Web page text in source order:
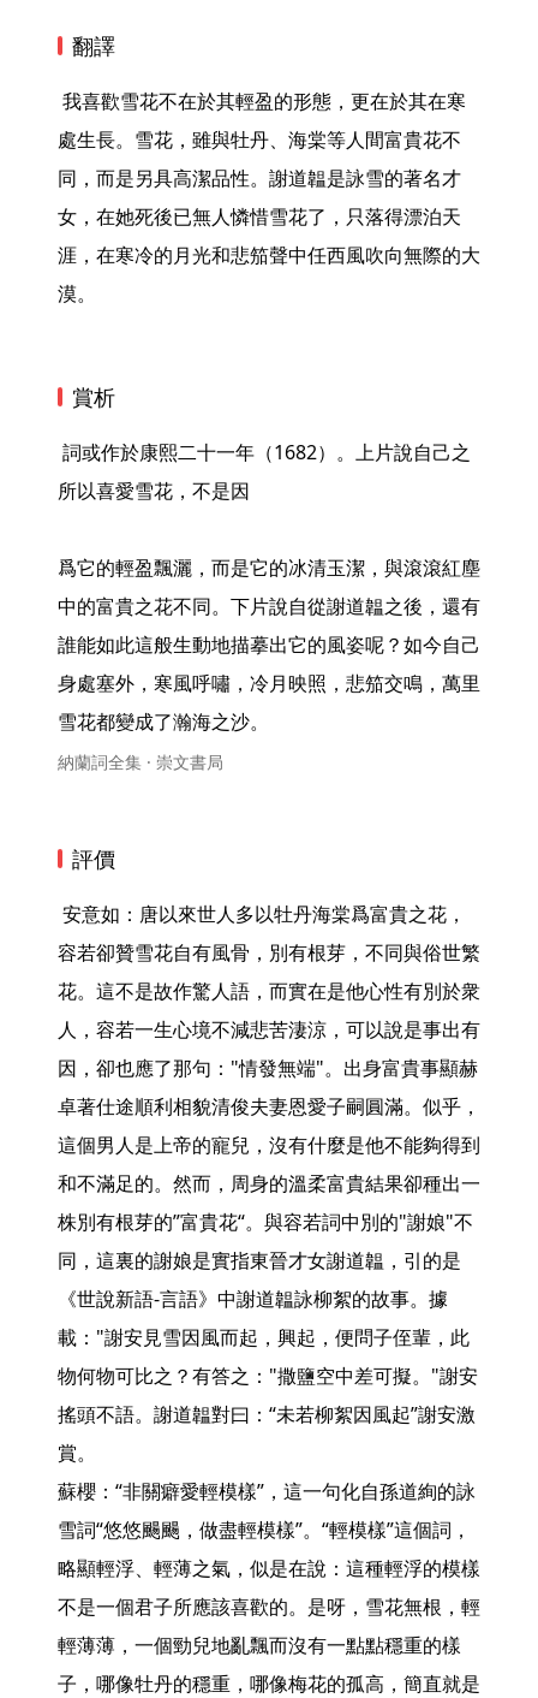
翻譯
處生長。雪花，雖與牡丹、海棠等人間富貴花不
同，而是另具高潔品性。謝道韞是詠雪的著名才
女，在她死後已無人憐惜雪花了，只落得漂泊天
涯，在寒冷的月光和悲笳聲中任西風吹向無際的大
漠。
賞析
所以喜愛雪花，不是因
爲它的輕盈飄灑，而是它的冰清玉潔，與滾滾紅塵
中的富貴之花不同。下片說自從謝道韞之後，還有
誰能如此這般生動地描摹出它的風姿呢？如今自己
身處塞外，寒風呼嘯，冷月映照，悲笳交鳴，萬里
雪花都變成了瀚海之沙。
納蘭詞全集 · 崇文書局
評價
容若卻贊雪花自有風骨，別有根芽，不同與俗世繁
花。這不是故作驚人語，而實在是他心性有別於衆
人，容若一生心境不減悲苦淒涼，可以說是事出有
因，卻也應了那句："情發無端"。出身富貴事顯赫
卓著仕途順利相貌清俊夫妻恩愛子嗣圓滿。似乎，
這個男人是上帝的寵兒，沒有什麼是他不能夠得到
和不滿足的。然而，周身的溫柔富貴結果卻種出一
株別有根芽的”富貴花“。與容若詞中別的"謝娘"不
同，這裏的謝娘是實指東晉才女謝道韞，引的是
《世說新語-言語》中謝道韞詠柳絮的故事。據
載："謝安見雪因風而起，興起，便問子侄輩，此
物何物可比之？有答之："撒鹽空中差可擬。"謝安
搖頭不語。謝道韞對曰：“未若柳絮因風起”謝安激
賞。
蘇櫻：“非關癖愛輕模樣”，這一句化自孫道絢的詠
雪詞“悠悠颺颺，做盡輕模樣”。“輕模樣”這個詞，
略顯輕浮、輕薄之氣，似是在說：這種輕浮的模樣
不是一個君子所應該喜歡的。是呀，雪花無根，輕
輕薄薄，一個勁兒地亂飄而沒有一點點穩重的樣
子，哪像牡丹的穩重，哪像梅花的孤高，簡直就是